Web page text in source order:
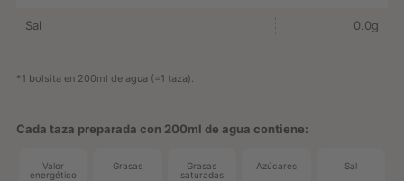
Sal 0.0g
*1 bolsita en 200ml de agua (=1 taza).
Cada taza preparada con 200ml de agua contiene:
Valor
energético
Grasas
Grasas
saturadas
Azúcares Sal